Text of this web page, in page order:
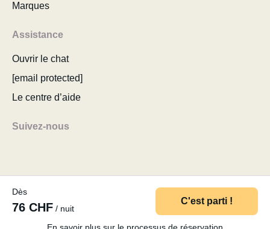
Dès
76 CHF / nuit
C'est parti !
Marques
Assistance
Ouvrir le chat
[email protected]
Le centre d’aide
Suivez-nous
© 2026 MyCamper AG
Conditions d’utilisation
Politique de confidentialité
Mentions légales
Plan du site
Modifier le consentement aux cookies